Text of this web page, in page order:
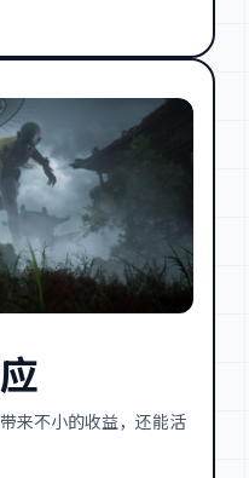
来不小的收益，还能活